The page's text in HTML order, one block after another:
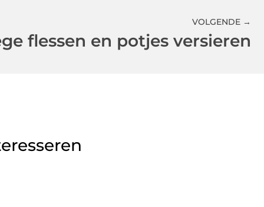
VOLGENDE →
flessen en potjes versieren